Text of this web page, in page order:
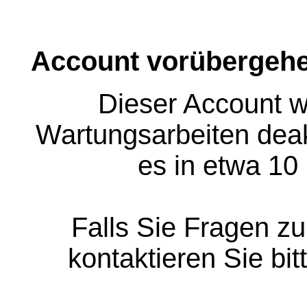
Account
Dieser Account
Wartungsarbeiten
es in etwa
Falls Sie Fragen
kontaktieren Sie